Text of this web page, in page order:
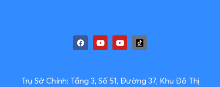
Trụ Sở Chính: Tầng 3, Số 51, Đường 37, Khu Đô Thị